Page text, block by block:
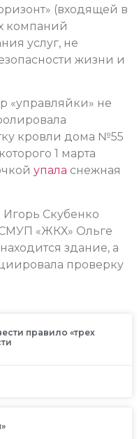
(входящей в
компаний
услуг, не
жизни и
«управляйки» не
кровли дома №55
1 марта
упала снежная
Игорь Скубенко
«ЖКХ» Ольге
здание, а
проверку
правило «трех